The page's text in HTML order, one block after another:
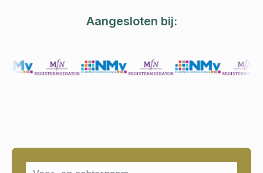
Aangesloten bij:
Name